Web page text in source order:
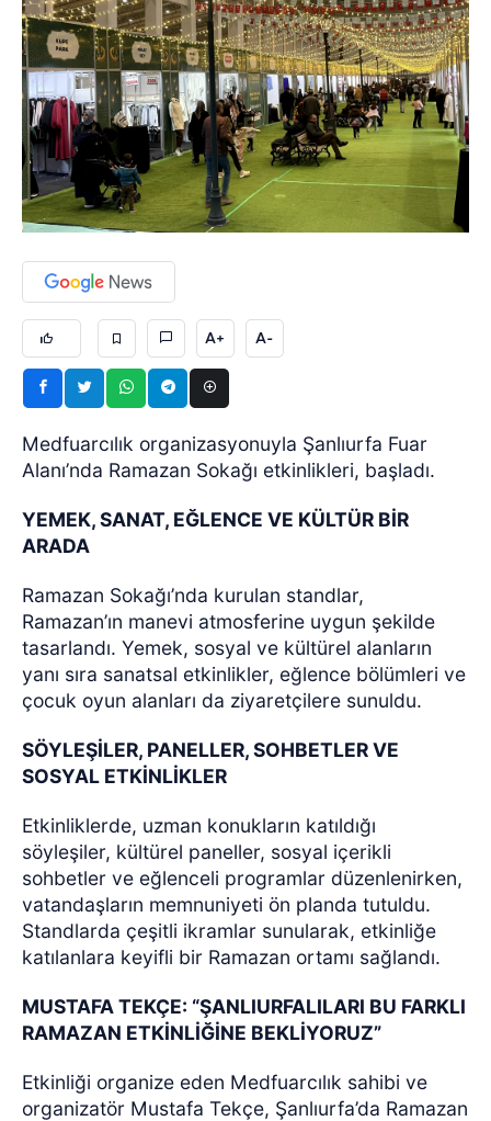
A+ A-
Medfuarcılık organizasyonuyla Şanlıurfa Fuar
Alanı’nda Ramazan Sokağı etkinlikleri, başladı.
YEMEK, SANAT, EĞLENCE VE KÜLTÜR BİR
ARADA
Ramazan Sokağı’nda kurulan standlar,
Ramazan’ın manevi atmosferine uygun şekilde
tasarlandı. Yemek, sosyal ve kültürel alanların
yanı sıra sanatsal etkinlikler, eğlence bölümleri ve
çocuk oyun alanları da ziyaretçilere sunuldu.
SÖYLEŞİLER, PANELLER, SOHBETLER VE
SOSYAL ETKİNLİKLER
Etkinliklerde, uzman konukların katıldığı
söyleşiler, kültürel paneller, sosyal içerikli
sohbetler ve eğlenceli programlar düzenlenirken,
vatandaşların memnuniyeti ön planda tutuldu.
Standlarda çeşitli ikramlar sunularak, etkinliğe
katılanlara keyifli bir Ramazan ortamı sağlandı.
MUSTAFA TEKÇE: “ŞANLIURFALILARI BU FARKLI
RAMAZAN ETKİNLİĞİNE BEKLİYORUZ”
Etkinliği organize eden Medfuarcılık sahibi ve
organizatör Mustafa Tekçe, Şanlıurfa’da Ramazan